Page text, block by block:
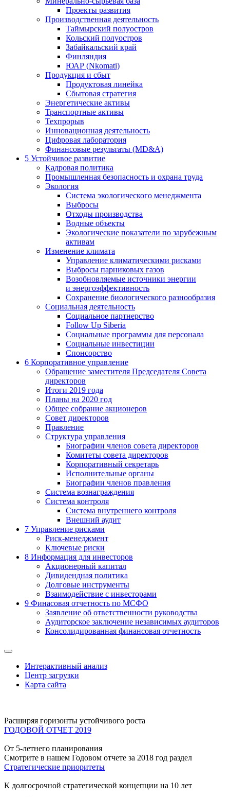
Проекты развития
Производственная деятельность
Таймырский полуостров
Кольский полуостров
Забайкальский край
Финляндия
ЮАР (Nkomati)
Продукция и сбыт
Продуктовая линейка
Сбытовая стратегия
Энергетические активы
Транспортные активы
Техпрорыв
Инновационная деятельность
Цифровая лаборатория
Финансовые результаты (MD&A)
5 Устойчивое развитие
Кадровая политика
Промышленная безопасность и охрана труда
Экология
Система экологического менеджмента
Выбросы
Отходы производства
Водные объекты
Экологические показатели по зарубежным
активам
Изменение климата
Управление климатическими рисками
Выбросы парниковых газов
Возобновляемые источники энергии
и энергоэффективность
Сохранение биологического разнообразия
Социальная деятельность
Социальное партнерство
Follow Up Siberia
Социальные программы для персонала
Социальные инвестиции
Спонсорство
6 Корпоративное управление
Обращение заместителя Председателя Совета
директоров
Итоги 2019 года
Планы на 2020 год
Общее собрание акционеров
Совет директоров
Правление
Структура управления
Биографии членов совета директоров
Комитеты совета директоров
Корпоративный секретарь
Исполнительные органы
Биографии членов правления
Система вознаграждения
Система контроля
Система внутреннего контроля
Внешний аудит
7 Управление рисками
Риск-менеджмент
Ключевые риски
8 Информация для инвесторов
Акционерный капитал
Дивидендная политика
Долговые инструменты
Взаимодействие с инвеcторами
9 Финасовая отчетность по МСФО
Заявление об ответственности руководства
Аудиторское заключение независимых аудиторов
Консолидированная финансовая отчетность
Интерактивный анализ
Центр загрузки
Карта сайта
Расширяя горизонты устойчивого роста
ГОДОВОЙ ОТЧЕТ 2019
От 5-летнего планирования
Смотрите в нашем Годовом отчете за 2018 год раздел
Стратегические приоритеты
К долгосрочной стратегической концепции на 10 лет